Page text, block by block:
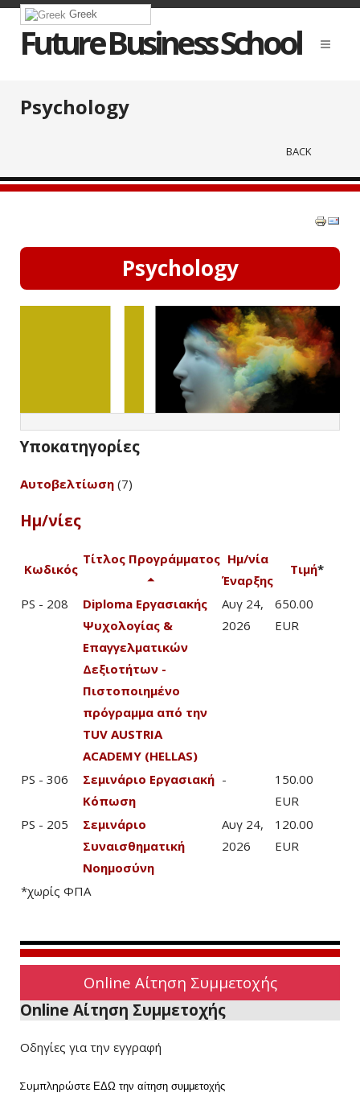
Greek
Future Business School
Psychology
BACK
Psychology
Υποκατηγορίες
Αυτοβελτίωση (7)
Ημ/νίες
Κωδικός
Τίτλος Προγράμματος Ημ/νία
Έναρξης
Τιμή*
PS - 208
Diploma Εργασιακής
Ψυχολογίας &
Επαγγελματικών
Δεξιοτήτων -
Πιστοποιημένο
πρόγραμμα από την
TUV AUSTRIA
ACADEMY (HELLAS)
Αυγ 24,
2026
650.00
EUR
PS - 306
Σεμινάριο Εργασιακή
Κόπωση
-
150.00
EUR
PS - 205
Σεμινάριο
Συναισθηματική
Νοημοσύνη
Αυγ 24,
2026
120.00
EUR
*χωρίς ΦΠΑ
Online Αίτηση Συμμετοχής
Online Αίτηση Συμμετοχής
Οδηγίες για την εγγραφή
Συμπληρώστε ΕΔΩ την αίτηση συμμετοχής